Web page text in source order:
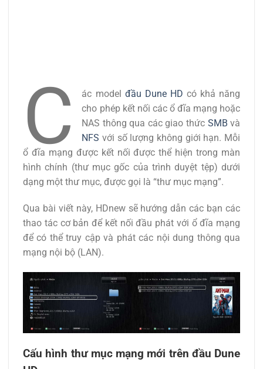
C ác model đầu Dune HD có khả năng
cho phép kết nối các ổ đĩa mạng hoặc
NAS thông qua các giao thức SMB và
NFS với số lượng không giới hạn. Mỗi
ổ đĩa mạng được kết nối được thể hiện trong màn
hình chính (thư mục gốc của trình duyệt tệp) dưới
dạng một thư mục, được gọi là “thư mục mạng”.
Qua bài viết này, HDnew sẽ hướng dẫn các bạn các
thao tác cơ bản để kết nối đầu phát với ổ đĩa mạng
để có thể truy cập và phát các nội dung thông qua
mạng nội bộ (LAN).
Cấu hình thư mục mạng mới trên đầu Dune